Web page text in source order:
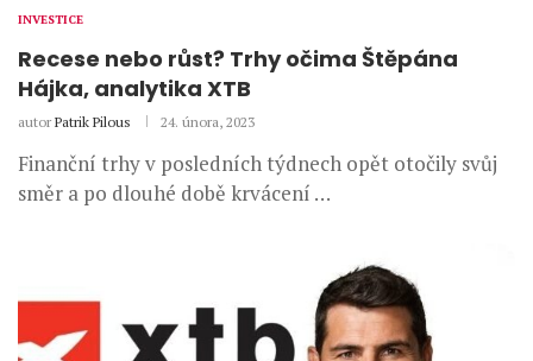
INVESTICE
Recese nebo růst? Trhy očima Štěpána
Hájka, analytika XTB
autor Patrik Pilous 24. února, 2023
Finanční trhy v posledních týdnech opět otočily svůj
směr a po dlouhé době krvácení …